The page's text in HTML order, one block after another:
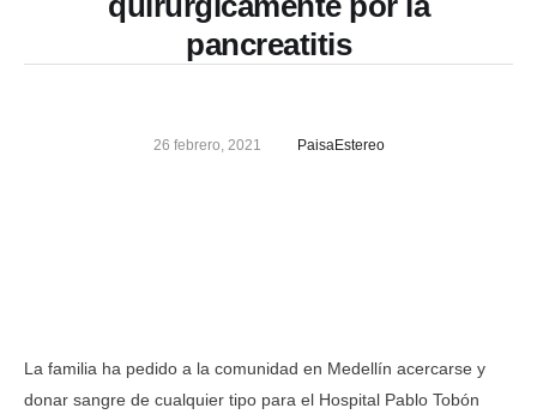
pancreatitis
26 febrero, 2021 PaisaEstereo
La familia ha pedido a la comunidad en Medellín acercarse y
donar sangre de cualquier tipo para el Hospital Pablo Tobón